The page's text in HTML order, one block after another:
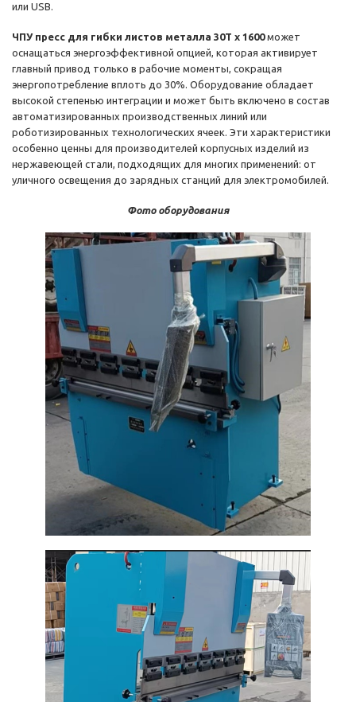
или USB.
ЧПУ пресс для гибки листов металла 30Т x 1600может
оснащаться энергоэффективной опцией, которая активирует
главный привод только в рабочие моменты, сокращая
энергопотребление вплоть до 30%. Оборудование обладает
высокой степенью интеграции и может быть включено в состав
автоматизированных производственных линий или
роботизированных технологических ячеек. Эти характеристики
особенно ценны для производителей корпусных изделий из
нержавеющей стали, подходящих для многих применений: от
уличного освещения до зарядных станций для электромобилей.
Фото оборудования